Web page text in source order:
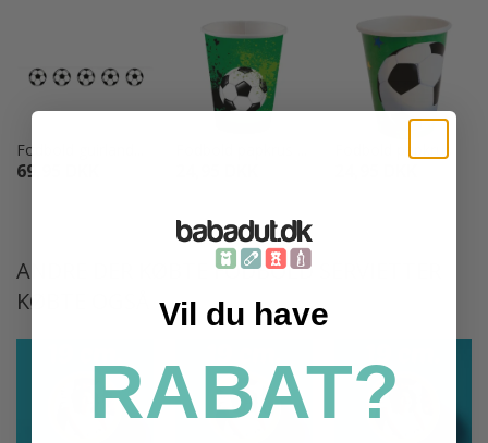
Fodbold guirland...
69,95 DKK
Fodbold papkrus
ANDRE DER KØBTE FODBOLD SERVIETTER
KØBTE OGSÅ
Vil du have
RABAT?